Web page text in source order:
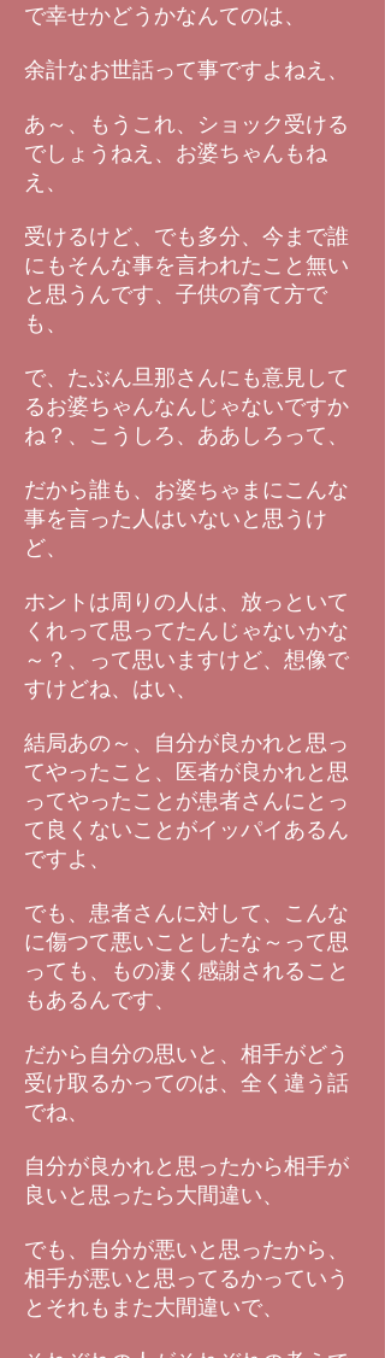
で幸せかどうかなんてのは、
余計なお世話って事ですよねえ、
あ～、もうこれ、ショック受ける
でしょうねえ、お婆ちゃんもね
え、
受けるけど、でも多分、今まで誰
にもそんな事を言われたこと無い
と思うんです、子供の育て方で
も、
で、たぶん旦那さんにも意見して
るお婆ちゃんなんじゃないですか
ね？、こうしろ、ああしろって、
だから誰も、お婆ちゃまにこんな
事を言った人はいないと思うけ
ど、
ホントは周りの人は、放っといて
くれって思ってたんじゃないかな
～？、って思いますけど、想像で
すけどね、はい、
結局あの～、自分が良かれと思っ
てやったこと、医者が良かれと思
ってやったことが患者さんにとっ
て良くないことがイッパイあるん
ですよ、
でも、患者さんに対して、こんな
に傷つて悪いことしたな～って思
っても、もの凄く感謝されること
もあるんです、
だから自分の思いと、相手がどう
受け取るかってのは、全く違う話
でね、
自分が良かれと思ったから相手が
良いと思ったら大間違い、
でも、自分が悪いと思ったから、
相手が悪いと思ってるかっていう
とそれもまた大間違いで、